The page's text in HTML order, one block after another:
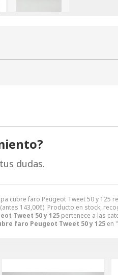
cubre faro Peugeot Tweet 50 y 125
(antes 143,00€). Producto en stock,
Tweet 50 y 125 pertenece a las
faro Peugeot Tweet 50 y 125 en
dudas.